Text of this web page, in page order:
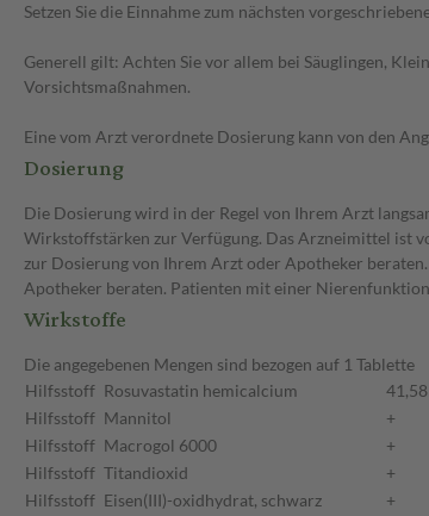
Setzen Sie die Einnahme zum nächsten
Generell gilt: Achten Sie vor allem bei Säuglingen,
Vorsichtsmaßnahmen.
Eine vom Arzt verordnete Dosierung kann von den
Dosierung
Die Dosierung wird in der Regel von Ihrem Arzt
Wirkstoffstärken zur Verfügung. Das Arzneimittel ist
zur Dosierung von Ihrem Arzt oder Apotheker
Apotheker beraten. Patienten mit einer
Wirkstoffe
Die angegebenen Mengen sind bezogen auf 1 Tablette
Hilfsstoff Rosuvastatin hemicalcium
Hilfsstoff Mannitol
+
Hilfsstoff Macrogol 6000
+
Hilfsstoff Titandioxid
+
Hilfsstoff Eisen(III)-oxidhydrat, schwarz
+